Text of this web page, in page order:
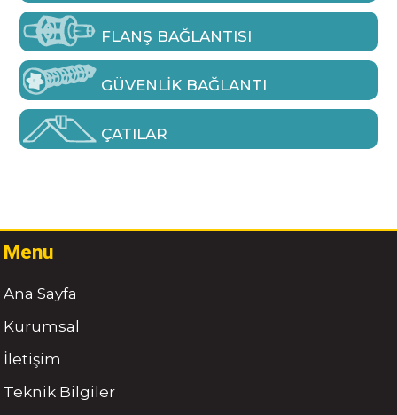
FLANŞ BAĞLANTISI
GÜVENLIK BAĞLANTI
ÇATILAR
Menu
Ana Sayfa
Kurumsal
İletişim
Teknik Bilgiler